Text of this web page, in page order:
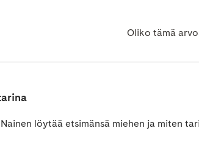
Oliko tämä
löytää etsimänsä miehen ja miten